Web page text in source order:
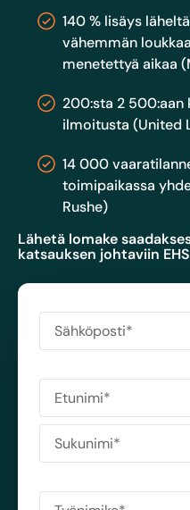
140 % lisäys
vähemmän
menetettyä aikaa
200:sta 2
ilmoitusta (United
14 000
toimipaikassa
Rushe)
Lähetä lomake
katsauksen johtaviin